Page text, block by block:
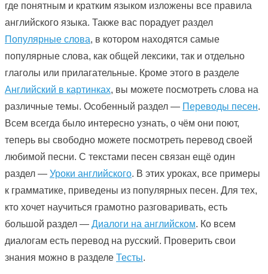
где понятным и кратким языком изложены все правила
английского языка. Также вас порадует раздел
Популярные слова, в котором находятся самые
популярные слова, как общей лексики, так и отдельно
глаголы или прилагательные. Кроме этого в разделе
Английский в картинках, вы можете посмотреть слова на
различные темы. Особенный раздел — Переводы песен.
Всем всегда было интересно узнать, о чём они поют,
теперь вы свободно можете посмотреть перевод своей
любимой песни. С текстами песен связан ещё один
раздел — Уроки английского. В этих уроках, все примеры
к грамматике, приведены из популярных песен. Для тех,
кто хочет научиться грамотно разговаривать, есть
большой раздел — Диалоги на английском. Ко всем
диалогам есть перевод на русский. Проверить свои
знания можно в разделе Тесты.